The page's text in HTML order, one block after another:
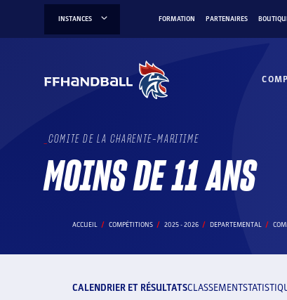
INSTANCES FORMATION PARTENAIRES
COMITE DE LA CHARENTE-MARITIME
MOINS DE 11 ANS
ACCUEIL COMPÉTITIONS 2025 - 2026 DEPARTEMENTAL
CALENDRIER ET RÉSULTATSCLASSEMENT